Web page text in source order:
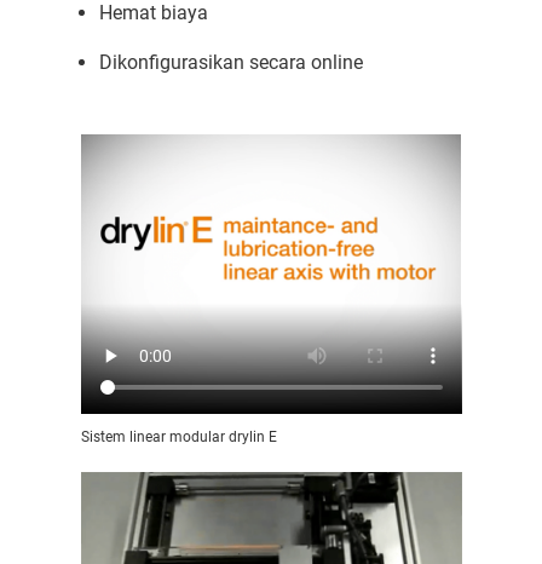
Hemat biaya
Dikonfigurasikan secara online
Sistem linear modular drylin E